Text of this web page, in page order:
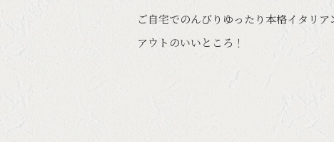
ご自宅でのんびりゆったり本格イタリ
アウトのいいところ！